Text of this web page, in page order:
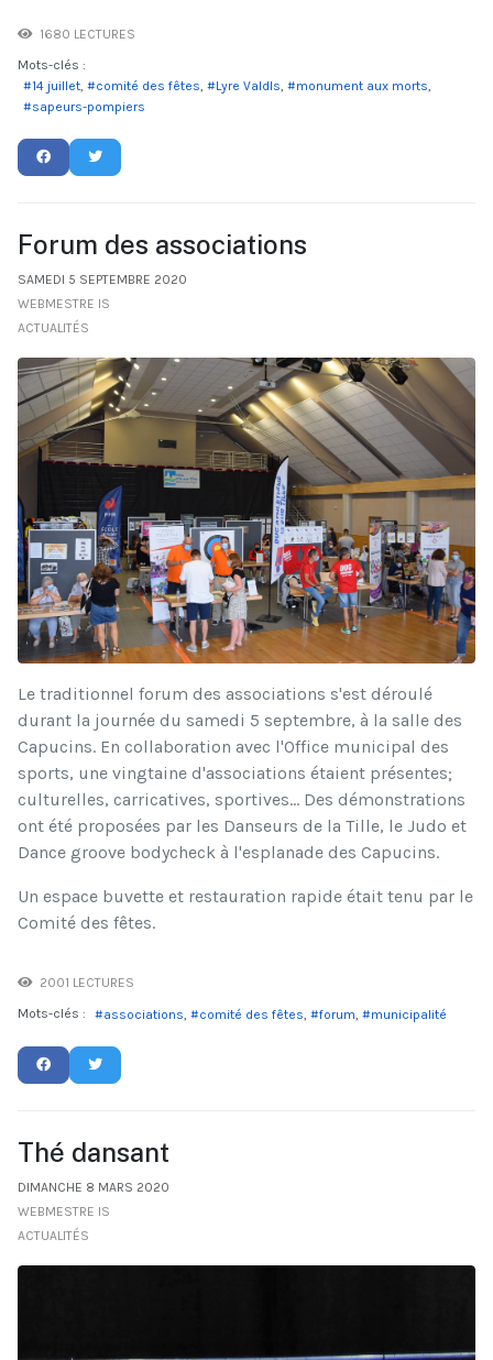
1680 LECTURES
Mots-clés :
14 juillet
comité des fêtes Lyre ValdIs
monument aux morts
sapeurs-pompiers
Forum des associations
SAMEDI 5 SEPTEMBRE 2020
WEBMESTRE IS
ACTUALITÉS
Le traditionnel forum des associations s'est déroulé
durant la journée du samedi 5 septembre, à la salle des
Capucins. En collaboration avec l'Office municipal des
sports, une vingtaine d'associations étaient présentes;
culturelles, carricatives, sportives... Des démonstrations
ont été proposées par les Danseurs de la Tille, le Judo et
Dance groove bodycheck à l'esplanade des Capucins.
Un espace buvette et restauration rapide était tenu par le
Comité des fêtes.
2001 LECTURES
Mots-clés :
associations comité des fêtes forum municipalité
Thé dansant
DIMANCHE 8 MARS 2020
WEBMESTRE IS
ACTUALITÉS